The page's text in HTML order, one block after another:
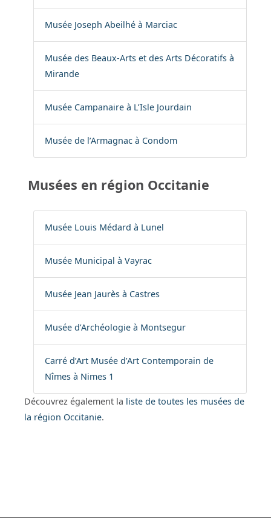
Musée Joseph Abeilhé à Marciac
Musée des Beaux-Arts et des Arts Décoratifs à
Mirande
Musée Campanaire à L’Isle Jourdain
Musée de l’Armagnac à Condom
Musées en région Occitanie
Musée Louis Médard à Lunel
Musée Municipal à Vayrac
Musée Jean Jaurès à Castres
Musée d’Archéologie à Montsegur
Carré d’Art Musée d’Art Contemporain de
Nîmes à Nimes 1
Découvrez également la liste de toutes les musées de
la région Occitanie.